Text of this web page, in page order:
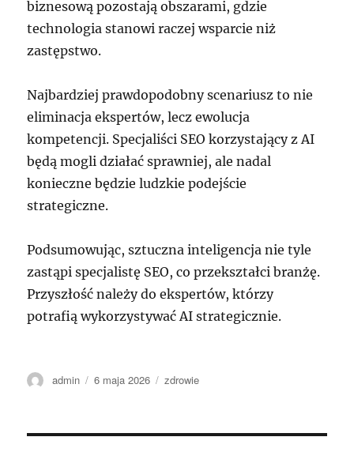
biznesową pozostają obszarami, gdzie
technologia stanowi raczej wsparcie niż
zastępstwo.
Najbardziej prawdopodobny scenariusz to nie
eliminacja ekspertów, lecz ewolucja
kompetencji. Specjaliści SEO korzystający z AI
będą mogli działać sprawniej, ale nadal
konieczne będzie ludzkie podejście
strategiczne.
Podsumowując, sztuczna inteligencja nie tyle
zastąpi specjalistę SEO, co przekształci branżę.
Przyszłość należy do ekspertów, którzy
potrafią wykorzystywać AI strategicznie.
Autor
admin
Data
6 maja 2026 Kategorie
zdrowie